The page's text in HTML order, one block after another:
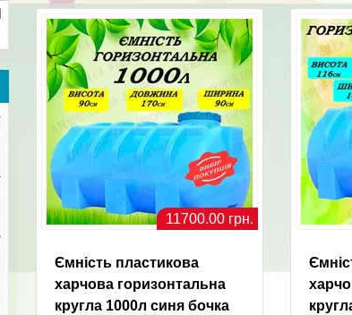
11700.00 грн.
Ємність пластикова
харчова горизонтальна
кругла 1000л синя бочка